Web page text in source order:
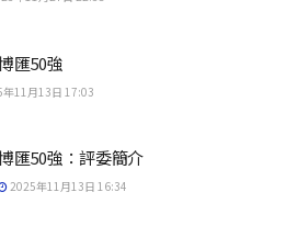
匯50強
年11月13日 17:03
匯50強：評委簡介
2025年11月13日 16:34